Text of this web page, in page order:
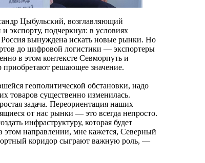
Цыбульский, возглавляющий
экспорту, подчеркнул: в условиях
вынуждена искать новые рынки. Но
до цифровой логистики — экспортеры
в этом контексте Севморпуть и
приобретают решающее значение.
геополитической обстановки, надо
товаров существенно изменилась.
задача. Переориентация наших
от нас рынки — это всегда непросто.
инфраструктуру, которая будет
направлении, мне кажется, Северный
коридор сыграют важную роль, —